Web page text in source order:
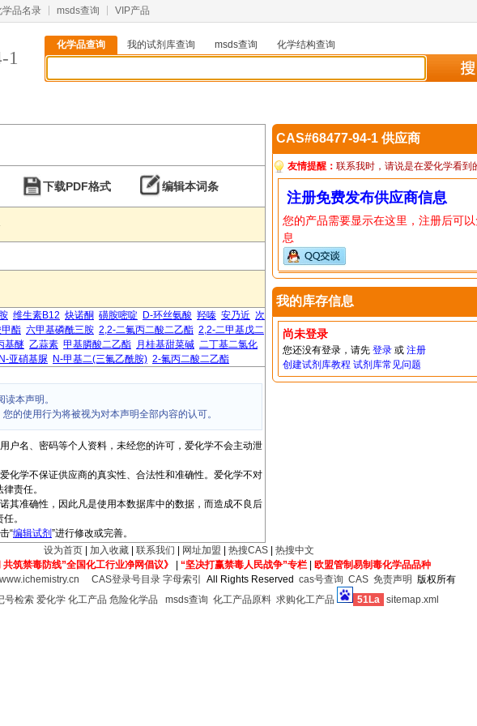
学品名录 msds查询 VIP产品
1
化学品查询 我的试剂库查询 msds查询
化学结构查询
下载PDF格式 编辑本词条
维生素B12 炔诺酮 磺胺嘧啶 D-环丝氨酸 羟嗪 安乃近 次
酯 六甲基磷酰三胺 2,2-二氟丙二酸二乙酯 2,2-二甲基戊二
基醚 乙蒜素 甲基膦酸二乙酯 月桂基甜菜碱 二丁基二氯化
亚硝基脲 N-甲基二(三氟乙酰胺) 2-氟丙二酸二乙酯
本声明。
的使用行为将被视为对本声明全部内容的认可。
户名、密码等个人资料，未经您的许可，爱化学不会主动泄
化学不保证供应商的真实性、合法性和准确性。爱化学不对
责任。
其准确性，因此凡是使用本数据库中的数据，而造成不良后
。
“编辑试剂 ”进行修改或完善。
CAS#68477-94-1 供应商
友情提醒： 联系我时，请说是在爱化学看到
注册免费发布供应商信息
您的产品需要显示在这里，注册后可
息
我的库存信息
尚未登录
您还没有登录，请先 登录或 注册
创建试剂库教程 试剂库常见问题
设为首页 加入收藏 联系我们 网址加盟 热搜CAS
热搜中文
共筑禁毒防线”全国化工行业净网倡议》
“坚决打赢禁毒人民战争”专栏|
欧盟管制易制毒化学品品种
www.ichemistry.cn CAS登录号目录 字母索引 All Rights Reserved cas号查询 CAS 免责声明 版权所有
号检索 爱化学 化工产品 危险化学品 msds查询 化工产品原料 求购化工产品 51La sitemap.xml